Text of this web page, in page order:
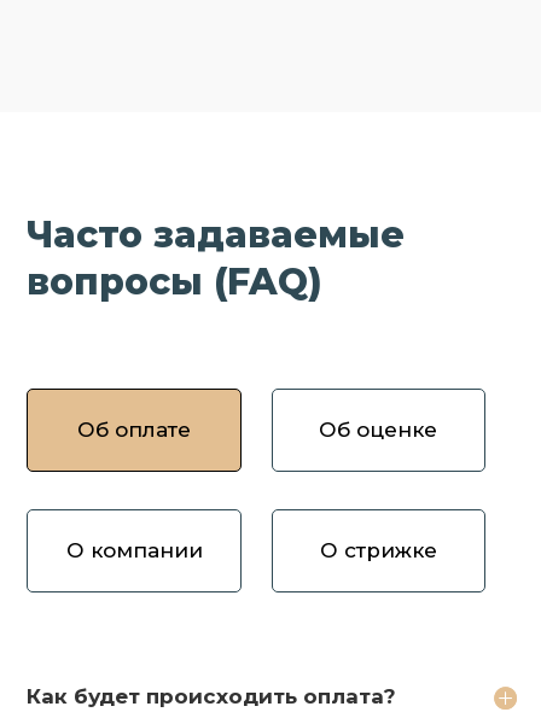
Часто задаваемые
вопросы (FAQ)
Об оплате Об оценке
О компании О стрижке
Как будет происходить оплата?
Как вы оцениваете волосы?
Зачем продавать волосы Вам?
Кто будет стричь мои волосы?